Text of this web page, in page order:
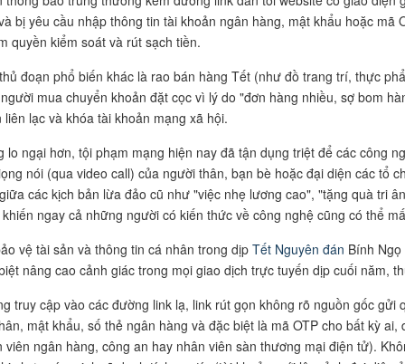
bị yêu cầu nhập thông tin tài khoản ngân hàng, mật khẩu hoặc mã
quyền kiểm soát và rút sạch tiền.
đoạn phổ biến khác là rao bán hàng Tết (như đồ trang trí, thực
mua chuyển khoản đặt cọc vì lý do "đơn hàng nhiều, sợ bom
liên lạc và khóa tài khoản mạng xã hội.
lo ngại hơn, tội phạm mạng hiện nay đã tận dụng triệt để các công
nói (qua video call) của người thân, bạn bè hoặc đại diện các tổ
các kịch bản lừa đảo cũ như "việc nhẹ lương cao", "tặng quà tri
ngay cả những người có kiến thức về công nghệ cũng có thể
vệ tài sản và thông tin cá nhân trong dịp Tết Nguyên đán Bính
nâng cao cảnh giác trong mọi giao dịch trực tuyến dịp cuối năm,
truy cập vào các đường link lạ, link rút gọn không rõ nguồn gốc
mật khẩu, số thẻ ngân hàng và đặc biệt là mã OTP cho bất kỳ
viên ngân hàng, công an hay nhân viên sàn thương mại điện tử).